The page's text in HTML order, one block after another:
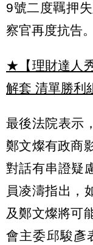
9號二度羈押
察官再度抗告。
★【理財達人
解套 清單勝利
最後法院表示
鄭文燦有政商
對話有串證疑
員凌濤指出，
及鄭文燦將可
會主委邱駿彥